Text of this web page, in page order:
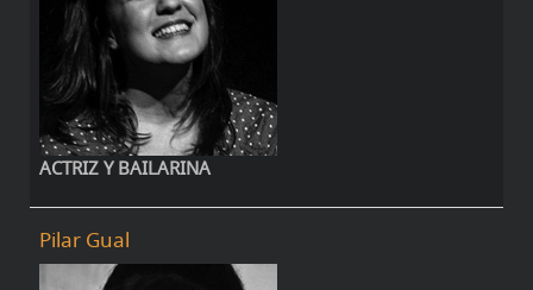
ACTRIZ Y BAILARINA
Pilar Gual